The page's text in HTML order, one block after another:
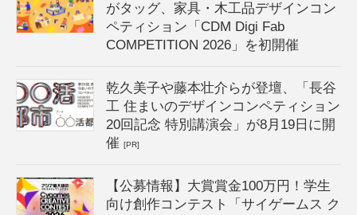
がタッグ、家具・木工品デザインコン
ペティション「CDM Digi Fab
COMPETITION 2026」を初開催
乾久美子や藤本壮介らが登壇、「長谷
工 住まいのデザインコンペティション
20回記念 特別講演会」が8月19日に開
催[PR]
【公募情報】大賞賞金100万円！学生
向け創作コンテスト「サイゲームス ク